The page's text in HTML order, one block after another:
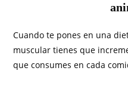
Cuando te pones en una
muscular tienes que
que consumes en cada